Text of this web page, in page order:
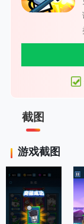
截图
游戏截图